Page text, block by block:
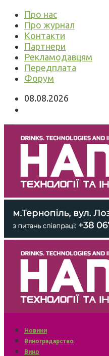
Про нас
Про журнал
Контакти
Партнери
Рекламодавцям
Передплата
Форум
08.08.2026
Новини
Виноградарство
Вино